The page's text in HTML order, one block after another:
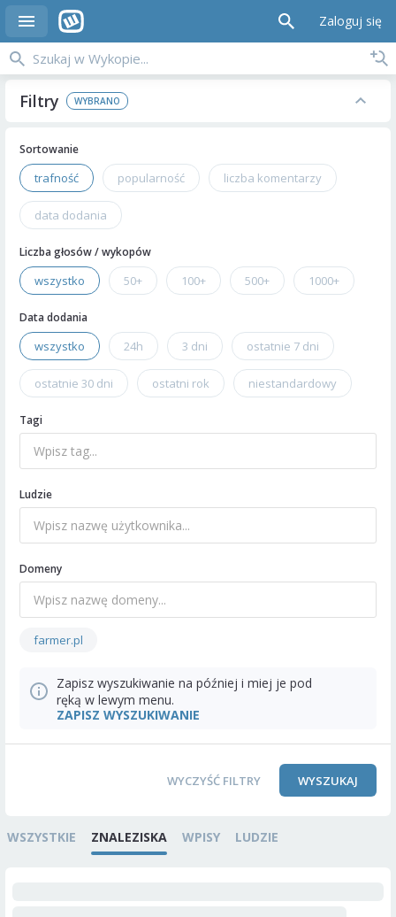
Zaloguj się
Filtry
Sortowanie
trafność popularność liczba komentarzy
data dodania
Liczba głosów / wykopów
wszystko 50+ 100+ 500+ 1000+
Data dodania
wszystko 24h 3 dni ostatnie 7 dni
ostatnie 30 dni ostatni rok niestandardowy
Tagi
Ludzie
Domeny
farmer.pl
Zapisz wyszukiwanie na później i miej je pod
ręką w lewym menu.
ZAPISZ WYSZUKIWANIE
WYCZYŚĆ FILTRY WYSZUKAJ
WSZYSTKIE ZNALEZISKA WPISY LUDZIE